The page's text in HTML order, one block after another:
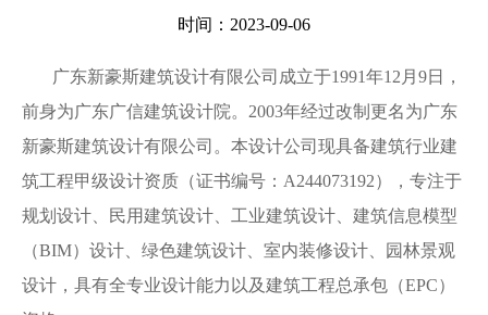
时间：2023-09-06
广东新豪斯建筑设计有限公司成立于1991年12月9日，
前身为广东广信建筑设计院。2003年经过改制更名为广东
新豪斯建筑设计有限公司。本设计公司现具备建筑行业建
筑工程甲级设计资质（证书编号：A244073192），专注于
规划设计、民用建筑设计、工业建筑设计、建筑信息模型
（BIM）设计、绿色建筑设计、室内装修设计、园林景观
设计，具有全专业设计能力以及建筑工程总承包（EPC）